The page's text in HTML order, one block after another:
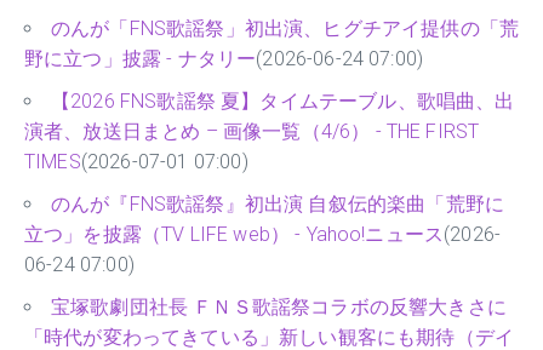
のんが「FNS歌謡祭」初出演、ヒグチアイ提供の「荒
野に立つ」披露 - ナタリー(2026-06-24 07:00)
【2026 FNS歌謡祭 夏】タイムテーブル、歌唱曲、出
演者、放送日まとめ – 画像一覧（4/6） - THE FIRST
TIMES(2026-07-01 07:00)
のんが『FNS歌謡祭』初出演 自叙伝的楽曲「荒野に
立つ」を披露（TV LIFE web） - Yahoo!ニュース(2026-
06-24 07:00)
宝塚歌劇団社長 ＦＮＳ歌謡祭コラボの反響大きさに
「時代が変わってきている」新しい観客にも期待（デイ